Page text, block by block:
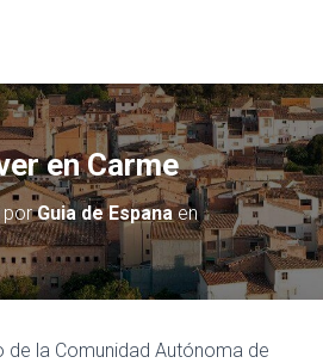
en Carme
porGuia de Espanaen
de la Comunidad Autónoma de